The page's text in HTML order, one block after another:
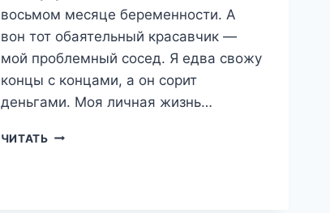
восьмом месяце беременности. А
вон тот обаятельный красавчик —
мой проблемный сосед. Я едва свожу
концы с концами, а он сорит
деньгами. Моя личная жизнь…
ЧИТАТЬ ПРИВЕТ,